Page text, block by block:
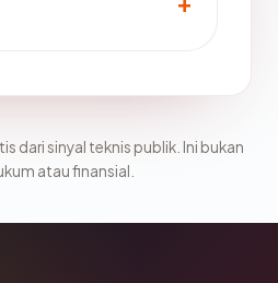
dari sinyal teknis publik. Ini bukan
atau finansial.